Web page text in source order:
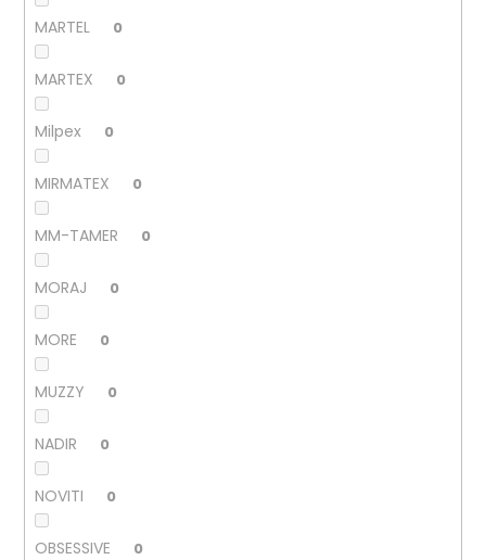
MARTEL 0
MARTEX 0
Milpex 0
MIRMATEX 0
MM-TAMER 0
MORAJ 0
MORE 0
MUZZY 0
NADIR 0
NOVITI 0
OBSESSIVE 0